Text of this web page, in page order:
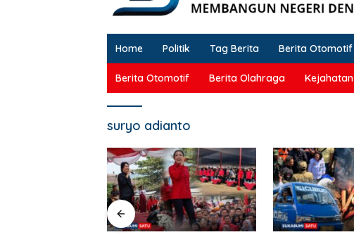
Home Politik Tag Berita Berita Otomotif
Berita Otomotif Berita Olahraga Kejahatan
suryo adianto